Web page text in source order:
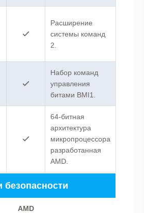
Расширение
системы команд
2.
Набор команд
управления
битами BMI1.
64-битная
архитектура
микропроцессора
разработанная
AMD.
безопасности
AMD